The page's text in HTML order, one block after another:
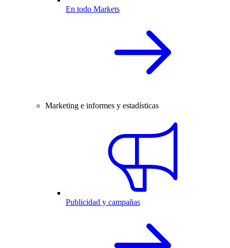
En todo Markets
Marketing e informes y estadísticas
Publicidad y campañas